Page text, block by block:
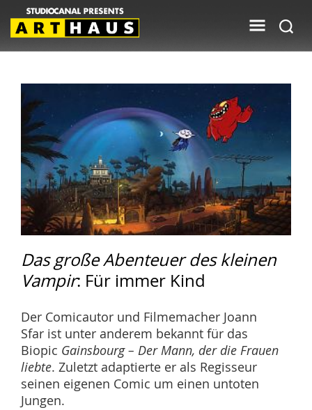
Das große Abenteuer des kleinen
Vampir: Für immer Kind
Der Comicautor und Filmemacher Joann
Sfar ist unter anderem bekannt für das
Biopic Gainsbourg – Der Mann, der die Frauen
liebte. Zuletzt adaptierte er als Regisseur
seinen eigenen Comic um einen untoten
Jungen.